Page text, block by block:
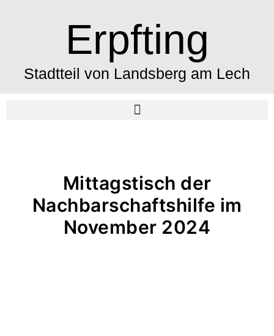
Erpfting
Stadtteil von Landsberg am Lech
Mittagstisch der
Nachbarschaftshilfe im
November 2024